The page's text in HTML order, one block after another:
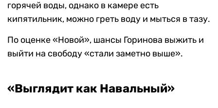
горячей воды, однако в камере есть
кипятильник, можно греть воду и мыться в тазу.
По оценке «Новой», шансы Горинова выжить и
выйти на свободу «стали заметно выше».
«Выглядит как Навальный»